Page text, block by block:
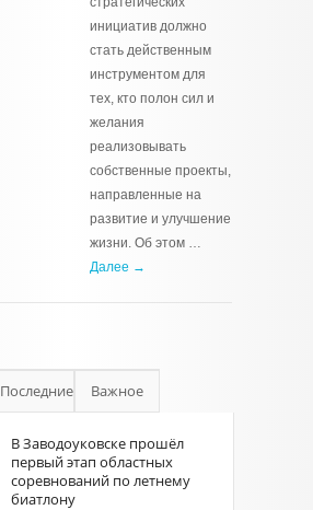
инициатив должно
стать действенным
инструментом для
тех, кто полон сил и
желания
реализовывать
собственные проекты,
направленные на
развитие и улучшение
жизни. Об этом …
Далее →
Последние Важное
В Заводоуковске прошёл
первый этап областных
соревнований по летнему
биатлону